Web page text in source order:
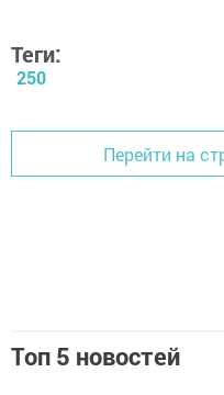
Теги:
250
Перейти на
Топ 5 новостей